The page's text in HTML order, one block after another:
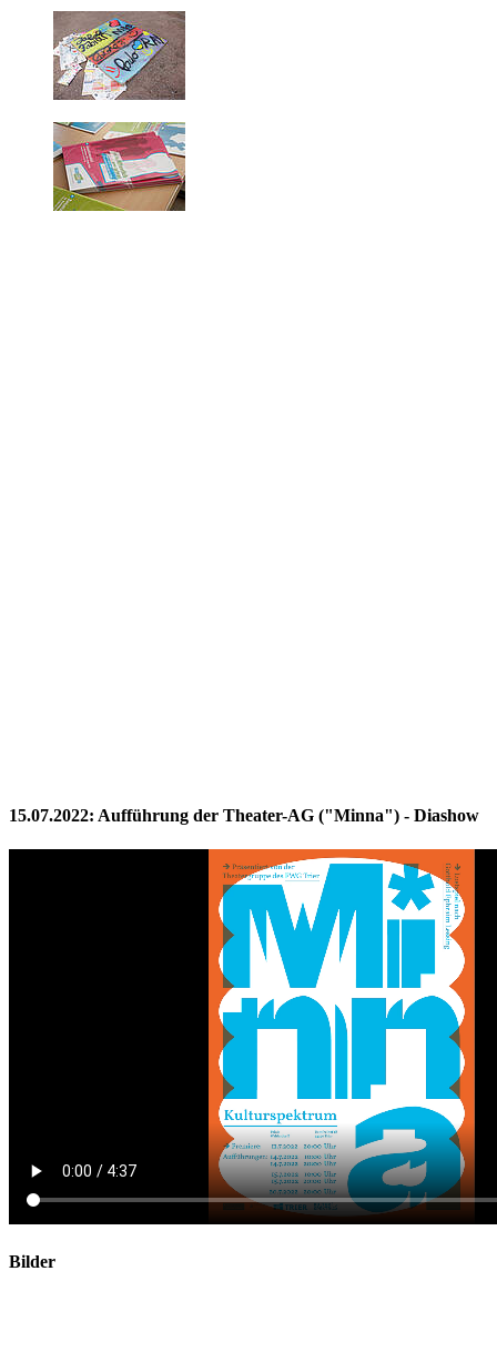
15.07.2022: Aufführung der Theater-AG ("Minna") - Diashow
Bilder